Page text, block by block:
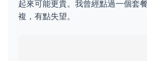
起來可能更貴。我曾經點過一個套
複，有點失望。